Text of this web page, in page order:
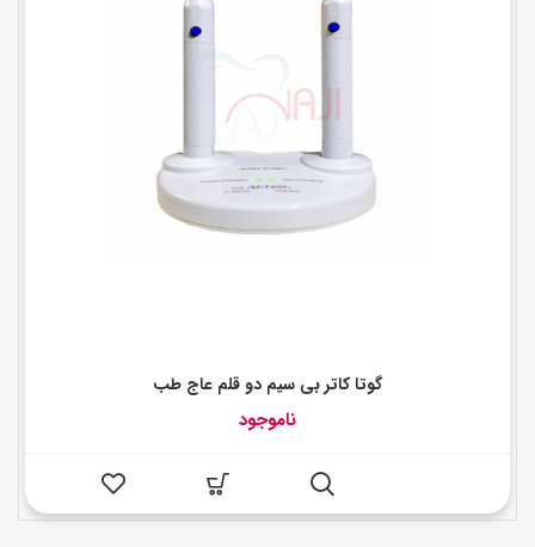
گوتا کاتر بی سیم دو قلم عاج طب
ناموجود